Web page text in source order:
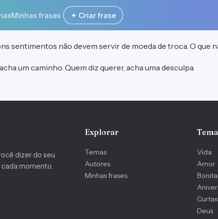
Minhas frases ✦ Criar frase
sentimentos não devem servir de moeda de troca. O que
um caminho. Quem diz querer, acha uma desculpa.
dizer do seu
momento.
Explorar
Temas
Autores
Minhas frases
Vida
Amor
Curtas
Deus